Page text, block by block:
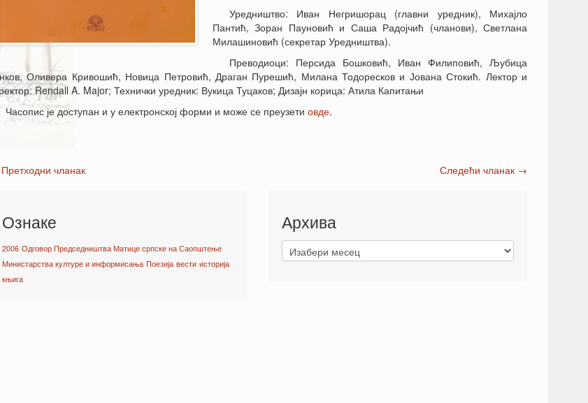
Уредништво: Иван Негришорац (главни уредник), Михајло
Пантић, Зоран Пауновић и Саша Радојчић (чланови), Светлана
Милашиновић (секретар Уредништва).
Преводиоци: Персида Бошковић, Иван Филиповић, Љубица
Оливера Кривошић, Новица Петровић, Драган Пурешић, Милана Тодоресков и Јована Стокић. Лектор и
Rendall A. Major; Технички уредник: Вукица Туцаков; Дизајн корица: Атила Капитањи
Часопис је доступан и у електронској форми и може се преузети овде.
Post navigation
Следећи чланак →
Претходни чланак
Ознаке
2006 Одговор Председништва Матице српске на Саопштење
Министарства културе и информисања Поезија вести историја
књига
Архива